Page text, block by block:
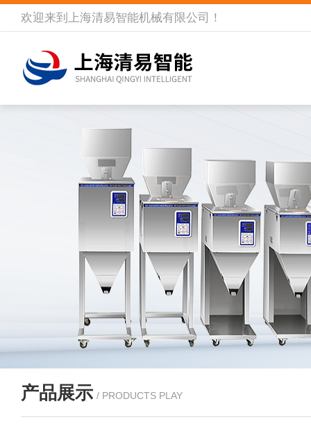
欢迎来到 上海清易智能机械有限公司 ！
产品展示 / PRODUCTS PLAY